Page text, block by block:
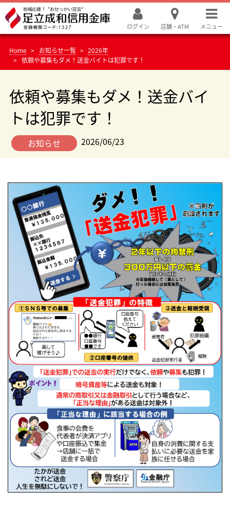
ログイン 店舗・ATM メニュー
Home お知らせ一覧
2026年
依頼や募集もダメ！送金バイトは犯罪です！
依頼や募集もダメ！送金バイ
トは犯罪です！
お知らせ 2026/06/23